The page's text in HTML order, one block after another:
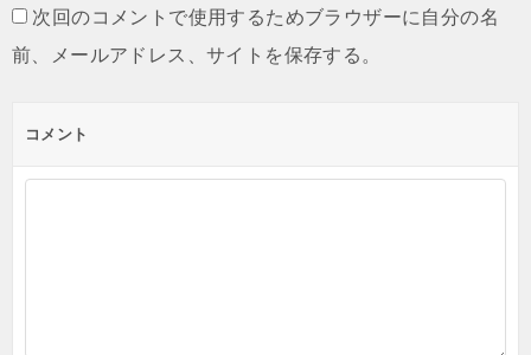
次回のコメントで使用するためブラウザーに自分の名
前、メールアドレス、サイトを保存する。
コメント